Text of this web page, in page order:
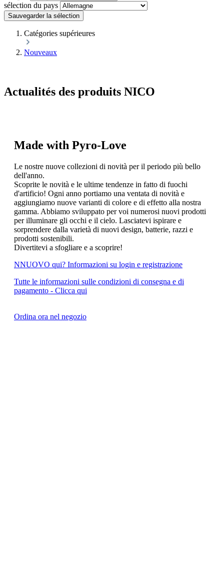
sélection du pays
Sauvegarder la sélection
Catégories supérieures
Nouveaux
Actualités des produits NICO
Made with Pyro-Love
Le nostre nuove collezioni di novità per il periodo più bello
dell'anno.
Scoprite le novità e le ultime tendenze in fatto di fuochi
d'artificio! Ogni anno portiamo una ventata di novità e
aggiungiamo nuove varianti di colore e di effetto alla nostra
gamma. Abbiamo sviluppato per voi numerosi nuovi prodotti
per illuminare gli occhi e il cielo. Lasciatevi ispirare e
sorprendere dalla varietà di nuovi design, batterie, razzi e
prodotti sostenibili.
Divertitevi a sfogliare e a scoprire!
NNUOVO qui? Informazioni su login e registrazione
Tutte le informazioni sulle condizioni di consegna e di
pagamento - Clicca qui
Ordina ora nel negozio